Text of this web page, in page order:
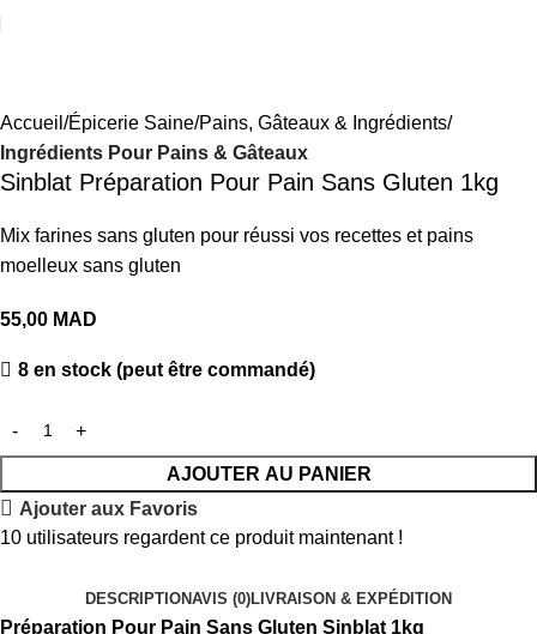
Accueil Épicerie Saine Pains, Gâteaux & Ingrédients
Ingrédients Pour Pains & Gâteaux
Sinblat Préparation Pour Pain Sans Gluten 1kg
Mix farines sans gluten pour réussi vos recettes et pains
moelleux sans gluten
55,00 MAD
8 en stock (peut être commandé)
AJOUTER AU PANIER
Ajouter aux Favoris
10 utilisateurs regardent ce produit maintenant !
DESCRIPTIONAVIS (0)LIVRAISON & EXPÉDITION
Préparation Pour Pain Sans Gluten Sinblat 1kg